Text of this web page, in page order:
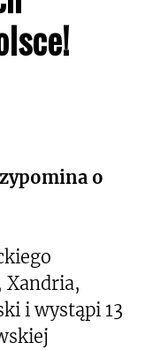
o
Xandria,
i wystąpi 13